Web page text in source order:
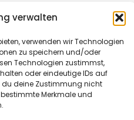
verwalten
verwenden wir Technologien
zu speichern und/oder
Technologien zustimmst,
oder eindeutige IDs auf
du deine Zustimmung nicht
Merkmale und